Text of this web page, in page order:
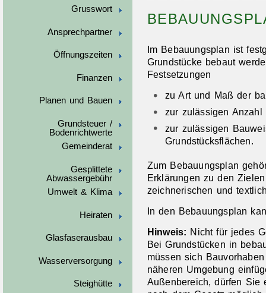
Grusswort
Ansprechpartner
Öffnungszeiten
Finanzen
Planen und Bauen
Grundsteuer /
Bodenrichtwerte
Gemeinderat
Gesplittete
Abwassergebühr
Umwelt & Klima
Heiraten
Glasfaserausbau
Wasserversorgung
Steighütte
Im Bebauungsplan ist
Grundstücke bebaut
Festsetzungen
zu Art und Maß der
zur zulässigen
zur zulässigen
Grundstücksflächen.
Zum Bebauungsplan
Erklärungen zu den
zeichnerischen und
In den Bebauungsplan
Hinweis: Nicht für jedes
Bei Grundstücken in
müssen sich
näheren Umgebung
Außenbereich, dürfen Sie